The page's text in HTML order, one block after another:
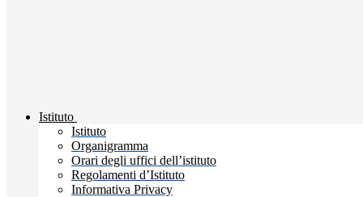
Istituto
Istituto
Organigramma
Orari degli uffici dell’istituto
Regolamenti d’Istituto
Informativa Privacy